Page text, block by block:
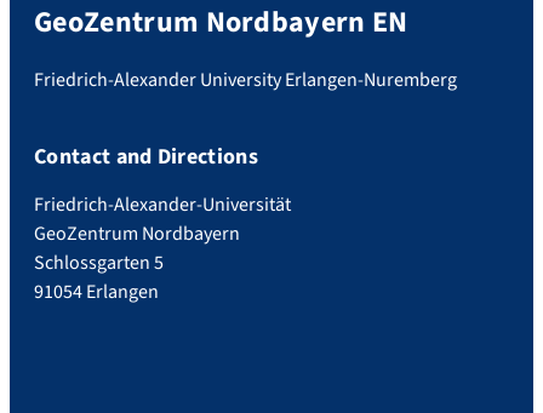
GeoZentrum Nordbayern EN
Friedrich-Alexander University Erlangen-Nuremberg
Contact and Directions
Friedrich-Alexander-Universität
GeoZentrum Nordbayern
Schlossgarten 5
91054 Erlangen